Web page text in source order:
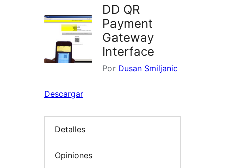
DD QR
Payment
Gateway
Interface
Por Dusan Smiljanic
Descargar
Detalles
Opiniones